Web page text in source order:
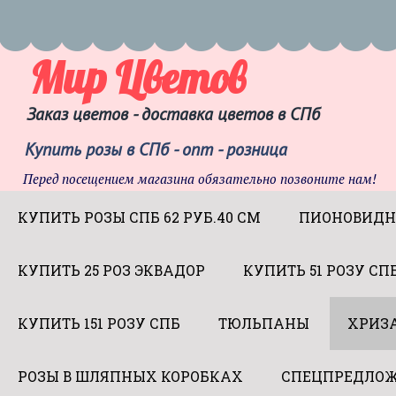
Мир Цветов
Заказ цветов - доставка цветов в СПб
Купить розы в СПб - опт - розница
Перед посещением магазина обязательно позвоните нам!
КУПИТЬ РОЗЫ СПБ 62 РУБ.40 СМ
КУПИТЬ 25 РОЗ ЭКВАДОР КУПИТЬ 51 РОЗУ
КУПИТЬ 151 РОЗУ СПБ ТЮЛЬПАНЫ
РОЗЫ В ШЛЯПНЫХ КОРОБКАХ